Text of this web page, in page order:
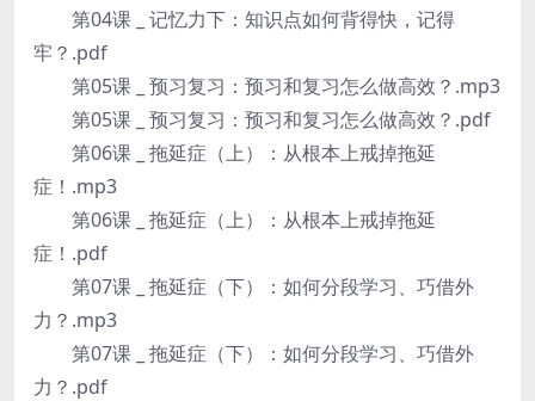
第04课 _ 记忆力下：知识点如何背得快，记得
牢？.pdf
第05课 _ 预习复习：预习和复习怎么做高效？.mp3
第05课 _ 预习复习：预习和复习怎么做高效？.pdf
第06课 _ 拖延症（上）：从根本上戒掉拖延
症！.mp3
第06课 _ 拖延症（上）：从根本上戒掉拖延
症！.pdf
第07课 _ 拖延症（下）：如何分段学习、巧借外
力？.mp3
第07课 _ 拖延症（下）：如何分段学习、巧借外
力？.pdf